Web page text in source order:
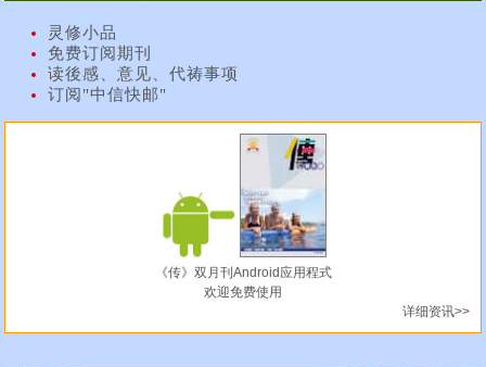
灵修小品
免费订阅期刊
读後感、意见、代祷事项
订阅"中信快邮"
《传》双月刊Android应用程式
欢迎免费使用
详细资讯>>